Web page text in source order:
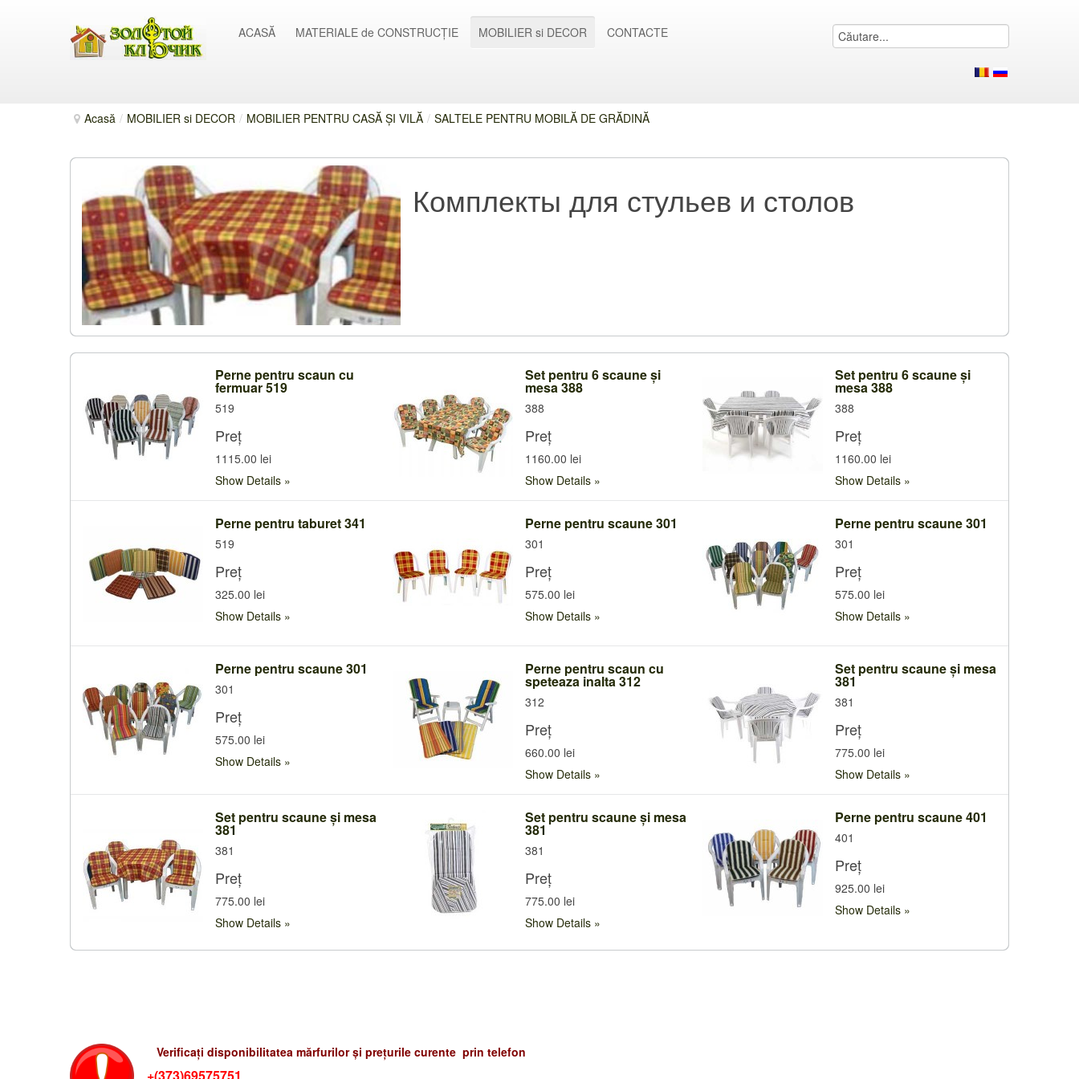
ACASĂ MATERIALE de CONSTRUCȚIE MOBILIER si DECOR CONTACTE
Acasă / MOBILIER si DECOR / MOBILIER PENTRU CASĂ ȘI VILĂ / SALTELE PENTRU MOBILĂ DE GRĂDINĂ
Комплекты для стульев и столов
Perne pentru scaun cu
fermuar 519
519
Preț
1115.00 lei
Show Details
Set pentru 6 scaune și
mesa 388
388
Preț
1160.00 lei
Show Details
Set pentru 6 scaune și
mesa 388
388
Preț
1160.00 lei
Show Details
Perne pentru taburet 341
519
Preț
325.00 lei
Show Details
Perne pentru scaune 301
301
Preț
575.00 lei
Show Details
Perne pentru scaune 301
301
Preț
575.00 lei
Show Details
Perne pentru scaune 301
301
Preț
575.00 lei
Show Details
Perne pentru scaun cu
speteaza inalta 312
312
Preț
660.00 lei
Show Details
Set pentru scaune și mesa
381
381
Preț
775.00 lei
Show Details
Set pentru scaune și mesa
381
381
Preț
775.00 lei
Show Details
Set pentru scaune și mesa
381
381
Preț
775.00 lei
Show Details
Perne pentru scaune 401
401
Preț
925.00 lei
Show Details
Verificați disponibilitatea mărfurilor și prețurile curente prin telefon